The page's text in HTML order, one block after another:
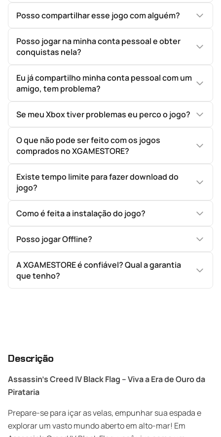
Posso compartilhar esse jogo com alguém?
Posso jogar na minha conta pessoal e obter
conquistas nela?
Eu já compartilho minha conta pessoal com um
amigo, tem problema?
Se meu Xbox tiver problemas eu perco o jogo?
O que não pode ser feito com os jogos
comprados no XGAMESTORE?
Existe tempo limite para fazer download do
jogo?
Como é feita a instalação do jogo?
Posso jogar Offline?
A XGAMESTORE é confiável? Qual a garantia
que tenho?
Descrição
Assassin’s Creed IV Black Flag – Viva a Era de Ouro da
Pirataria
Prepare-se para içar as velas, empunhar sua espada e
explorar um vasto mundo aberto em alto-mar! Em